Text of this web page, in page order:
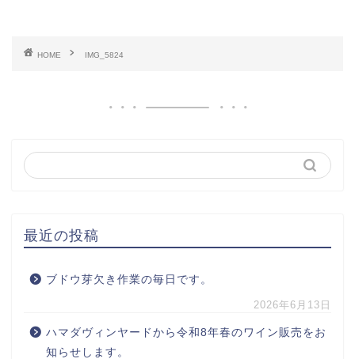
HOME IMG_5824
最近の投稿
ブドウ芽欠き作業の毎日です。
2026年6月13日
ハマダヴィンヤードから令和8年春のワイン販売をお
知らせします。